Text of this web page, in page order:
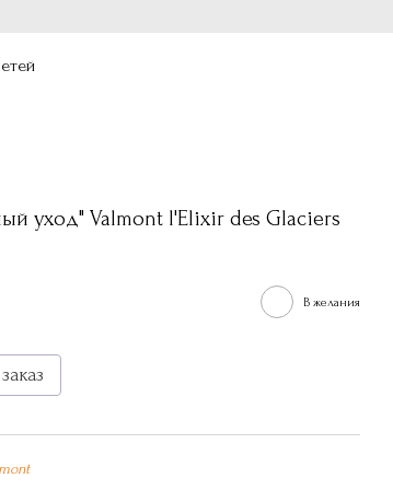
уход" Valmont l'Elixir des Glaciers
В желания